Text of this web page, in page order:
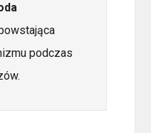
podczas